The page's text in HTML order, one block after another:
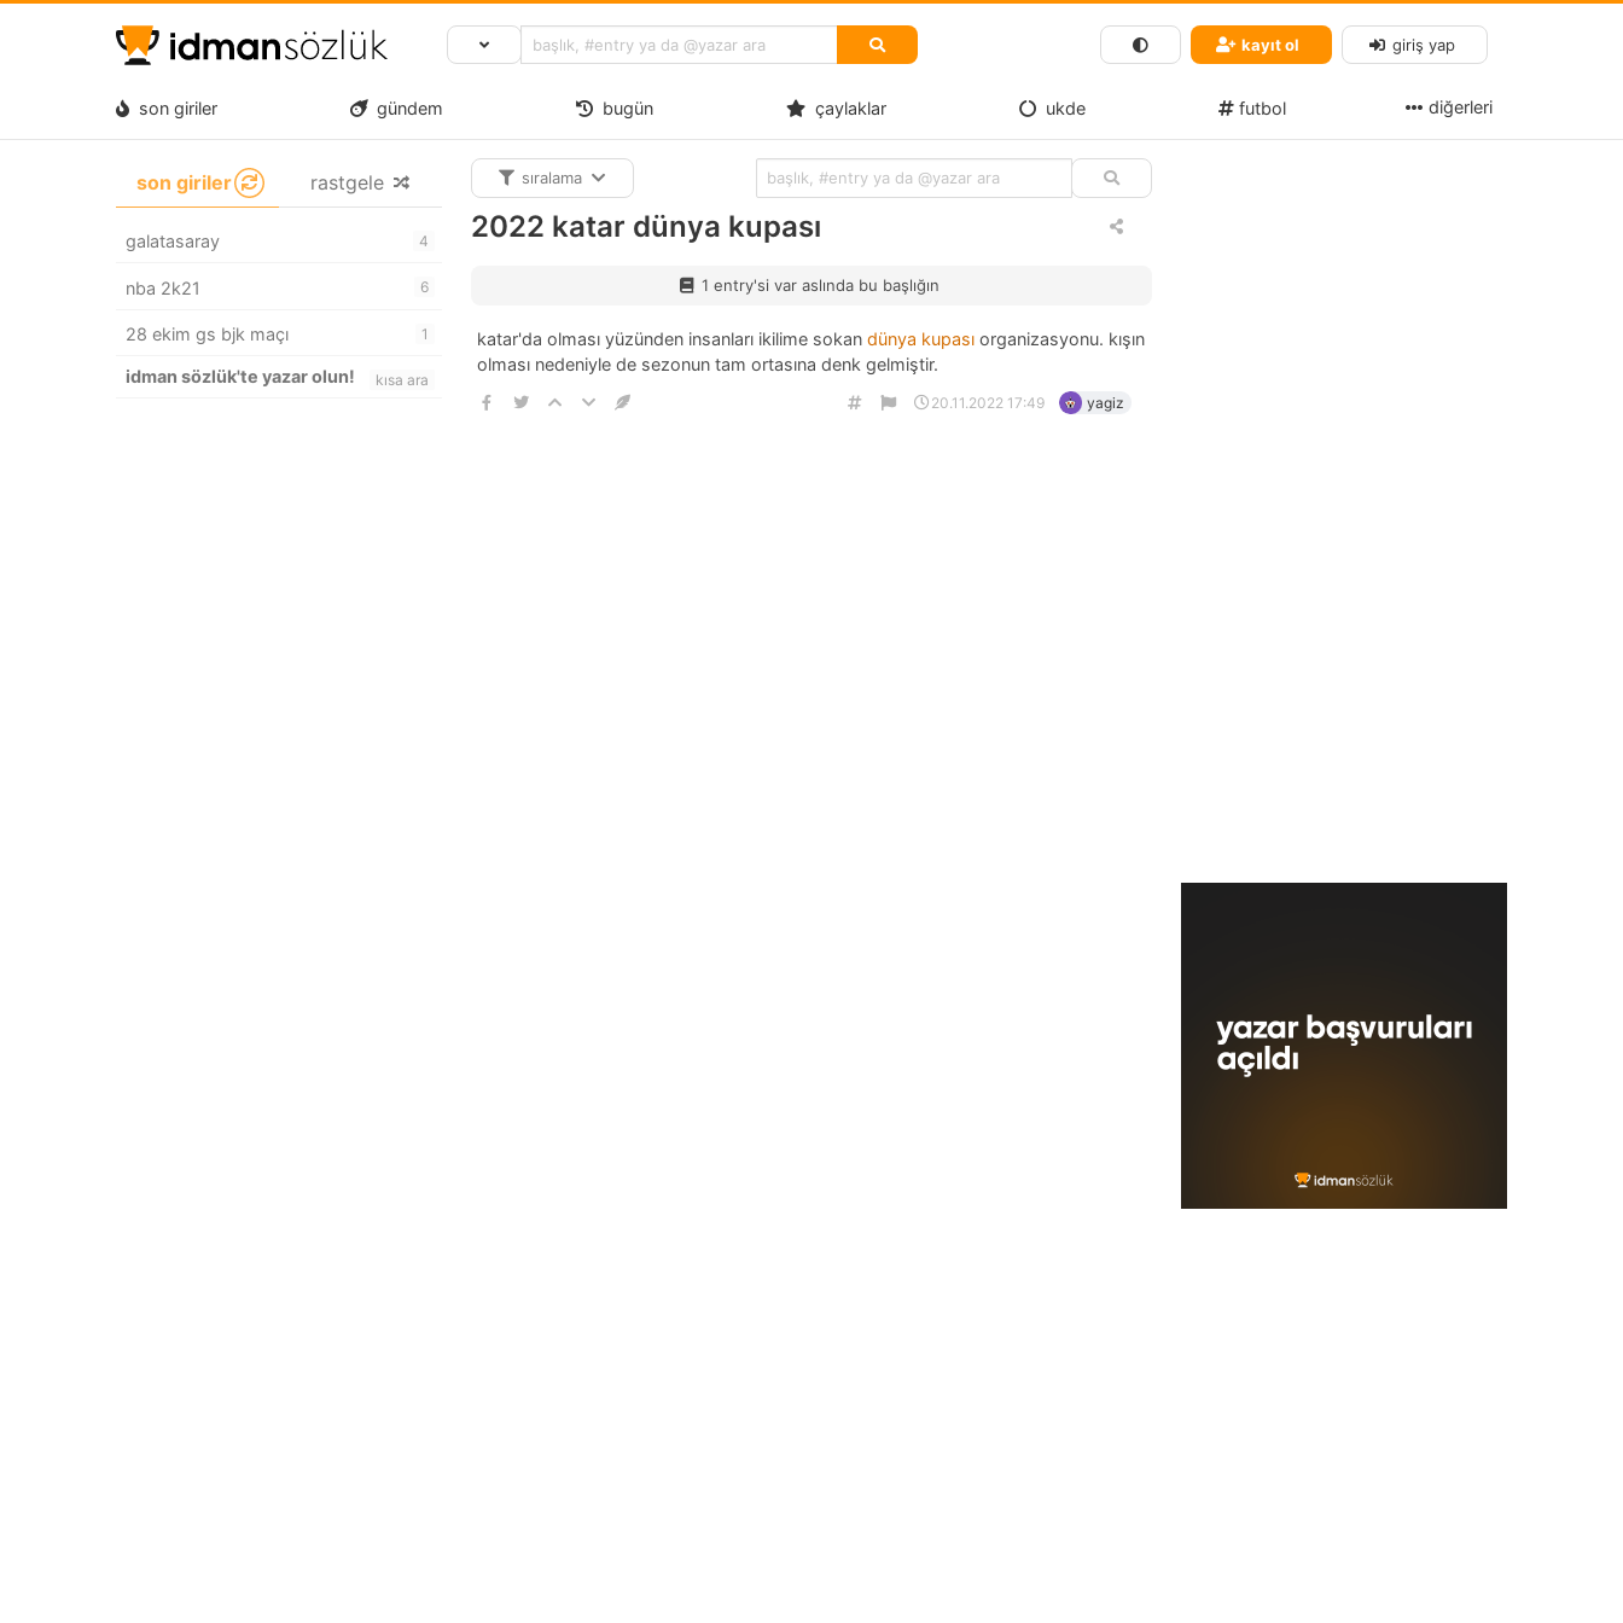
kayıt ol giriş yap
son giriler gündem bugün çaylaklar ukde futbol diğerleri
son giriler rastgele
galatasaray 4
nba 2k21 6
28 ekim gs bjk maçı 1
idman sözlük'te yazar olun! kısa ara
sıralama
2022 katar dünya kupası
1 entry'si var aslında bu başlığın
katar'da olması yüzünden insanları ikilime sokan dünya kupası organizasyonu. kışın
olması nedeniyle de sezonun tam ortasına denk gelmiştir.
20.11.2022 17:49 yagiz